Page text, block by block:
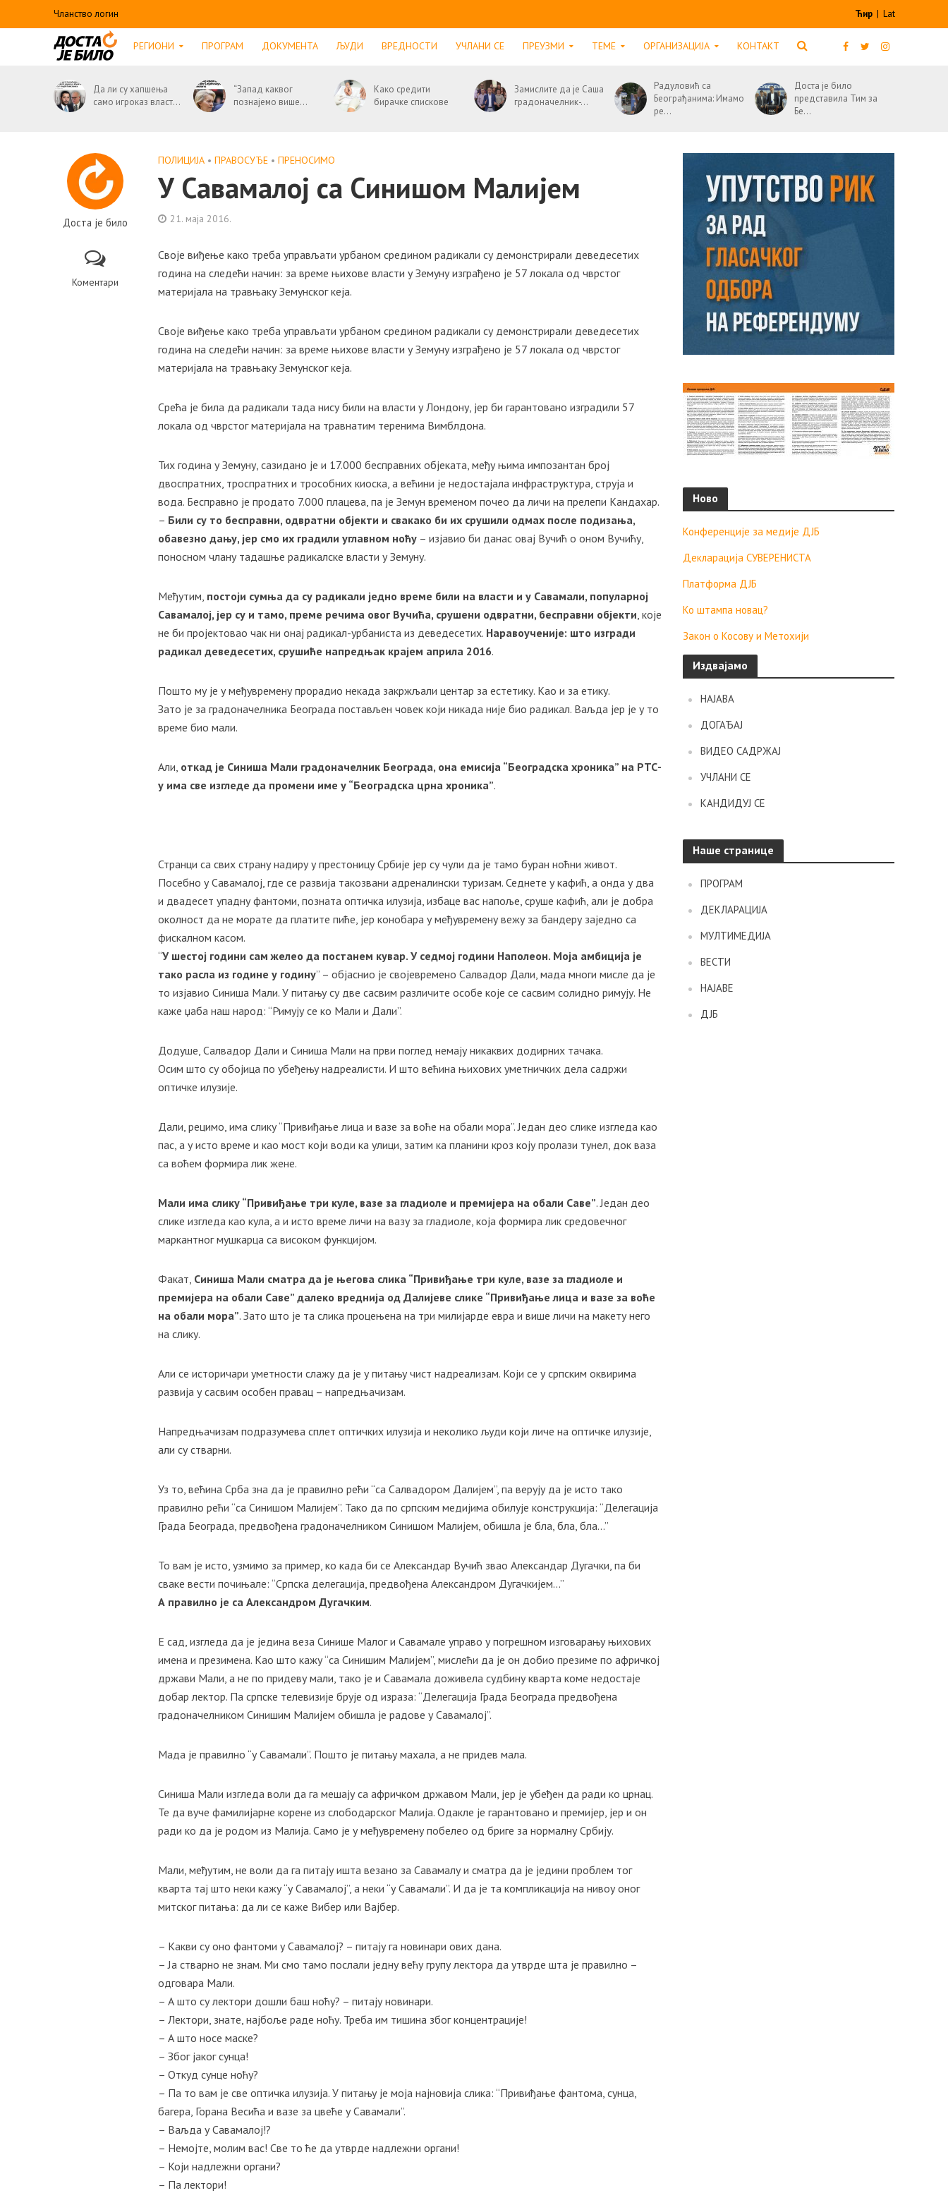
Чланство логин Ћир | Lat
РЕГИОНИ ПРОГРАМ ДОКУМЕНТА ЉУДИ ВРЕДНОСТИ УЧЛАНИ СЕ ПРЕУЗМИ ТЕМЕ ОРГАНИЗАЦИЈА КОНТАКТ
Да ли су хапшења
само игроказ власт...
“Запад каквог
познајемо више...
Како средити
бирачке спискове
Замислите да је Саша
градоначелник-...
Радуловић са
Београђанима: Имамо
ре...
Доста је било
представила Тим за
Бе...
Доста је било
Коментари
ПОЛИЦИЈА • ПРАВОСУЂЕ • ПРЕНОСИМО
У Савамалој са Синишом Малијем
21. маја 2016.
Своје виђење како треба управљати урбаном средином радикали су демонстрирали деведесетих
година на следећи начин: за време њихове власти у Земуну изграђено је 57 локала од чврстог
материјала на травњаку Земунског кеја.
Своје виђење како треба управљати урбаном средином радикали су демонстрирали деведесетих
година на следећи начин: за време њихове власти у Земуну изграђено је 57 локала од чврстог
материјала на травњаку Земунског кеја.
Срећа је била да радикали тада нису били на власти у Лондону, јер би гарантовано изградили 57
локала од чврстог материјала на травнатим теренима Вимблдона.
Тих година у Земуну, сазидано је и 17.000 бесправних објеката, међу њима импозантан број
двоспратних, троспратних и трособних киоска, а већини је недостајала инфраструктура, струја и
вода. Бесправно је продато 7.000 плацева, па је Земун временом почео да личи на прелепи Кандахар.
– Били су то бесправни, одвратни објекти и свакако би их срушили одмах после подизања,
обавезно дању, јер смо их градили углавном ноћу – изјавио би данас овај Вучић о оном Вучићу,
поносном члану тадашње радикалске власти у Земуну.
Међутим, постоји сумња да су радикали једно време били на власти и у Савамали, популарној
Савамалој, јер су и тамо, преме речима овог Вучића, срушени одвратни, бесправни објекти, које
не би пројектовао чак ни онај радикал-урбаниста из деведесетих. Наравоученије: што изгради
радикал деведесетих, срушиће напредњак крајем априла 2016.
Пошто му је у међувремену прорадио некада закржљали центар за естетику. Као и за етику.
Зато је за градоначелника Београда постављен човек који никада није био радикал. Ваљда јер је у то
време био мали.
Али, откад је Синиша Мали градоначелник Београда, она емисија “Београдска хроника” на РТС-
у има све изгледе да промени име у “Београдска црна хроника”.
Странци са свих страну надиру у престоницу Србије јер су чули да је тамо буран ноћни живот.
Посебно у Савамалој, где се развија такозвани адреналински туризам. Седнете у кафић, а онда у два
и двадесет упадну фантоми, позната оптичка илузија, избаце вас напоље, сруше кафић, али је добра
околност да не морате да платите пиће, јер конобара у међувремену вежу за бандеру заједно са
фискалном касом.
“У шестој години сам желео да постанем кувар. У седмој години Наполеон. Моја амбиција је
тако расла из године у годину” – објаснио је својевремено Салвадор Дали, мада многи мисле да је
то изјавио Синиша Мали. У питању су две сасвим различите особе које се сасвим солидно римују. Не
каже џаба наш народ: “Римују се ко Мали и Дали”.
Додуше, Салвадор Дали и Синиша Мали на први поглед немају никаквих додирних тачака.
Осим што су обојица по убеђењу надреалисти. И што већина њихових уметничких дела садржи
оптичке илузије.
Дали, рецимо, има слику “Привиђање лица и вазе за воће на обали мора”. Један део слике изгледа као
пас, а у исто време и као мост који води ка улици, затим ка планини кроз коју пролази тунел, док ваза
са воћем формира лик жене.
Мали има слику “Привиђање три куле, вазе за гладиоле и премијера на обали Саве”. Један део
слике изгледа као кула, а и исто време личи на вазу за гладиоле, која формира лик средовечног
маркантног мушкарца са високом функцијом.
Факат, Синиша Мали сматра да је његова слика “Привиђање три куле, вазе за гладиоле и
премијера на обали Саве” далеко вреднија од Далијеве слике “Привиђање лица и вазе за воће
на обали мора”. Зато што је та слика процењена на три милијарде евра и више личи на макету него
на слику.
Али се историчари уметности слажу да је у питању чист надреализам. Који се у српским оквирима
развија у сасвим особен правац – напредњачизам.
Напредњачизам подразумева сплет оптичких илузија и неколико људи који личе на оптичке илузије,
али су стварни.
Уз то, већина Срба зна да је правилно рећи “са Салвадором Далијем”, па верују да је исто тако
правилно рећи “са Синишом Малијем”. Тако да по српским медијима обилује конструкција: “Делегација
Града Београда, предвођена градоначелником Синишом Малијем, обишла је бла, бла, бла…”
То вам је исто, узмимо за пример, ко када би се Александар Вучић звао Александар Дугачки, па би
сваке вести почињале: “Српска делегација, предвођена Александром Дугачкијем…”
А правилно је са Александром Дугачким.
Е сад, изгледа да је једина веза Синише Малог и Савамале управо у погрешном изговарању њихових
имена и презимена. Као што кажу “са Синишим Малијем”, мислећи да је он добио презиме по афричкој
држави Мали, а не по придеву мали, тако је и Савамала доживела судбину кварта коме недостаје
добар лектор. Па српске телевизије брује од израза: “Делегација Града Београда предвођена
градоначелником Синишим Малијем обишла је радове у Савамалој”.
Мада је правилно “у Савамали”. Пошто је питању махала, а не придев мала.
Синиша Мали изгледа воли да га мешају са афричком државом Мали, јер је убеђен да ради ко црнац.
Те да вуче фамилијарне корене из слободарског Малија. Одакле је гарантовано и премијер, јер и он
ради ко да је родом из Малија. Само је у међувремену побелео од бриге за нормалну Србију.
Мали, међутим, не воли да га питају ишта везано за Савамалу и сматра да је једини проблем тог
кварта тај што неки кажу “у Савамалој”, а неки “у Савамали”. И да је та компликација на нивоу оног
митског питања: да ли се каже Вибер или Вајбер.
– Какви су оно фантоми у Савамалој? – питају га новинари ових дана.
– Ја стварно не знам. Ми смо тамо послали једну већу групу лектора да утврде шта је правилно –
одговара Мали.
– А што су лектори дошли баш ноћу? – питају новинари.
– Лектори, знате, најбоље раде ноћу. Треба им тишина због концентрације!
– А што носе маске?
– Због јаког сунца!
– Откуд сунце ноћу?
– Па то вам је све оптичка илузија. У питању је моја најновија слика: “Привиђање фантома, сунца,
багера, Горана Весића и вазе за цвеће у Савамали”.
– Ваљда у Савамалој!?
– Немојте, молим вас! Све то ће да утврде надлежни органи!
– Који надлежни органи?
– Па лектори!
Ново
Конференције за медије ДЈБ
Декларација СУВЕРЕНИСТА
Платформа ДЈБ
Ко штампа новац?
Закон о Косову и Метохији
Издвајамо
НАЈАВА
ДОГАЂАЈ
ВИДЕО САДРЖАЈ
УЧЛАНИ СЕ
КАНДИДУЈ СЕ
Наше странице
ПРОГРАМ
ДЕКЛАРАЦИЈА
МУЛТИМЕДИЈА
ВЕСТИ
НАЈАВЕ
ДЈБ